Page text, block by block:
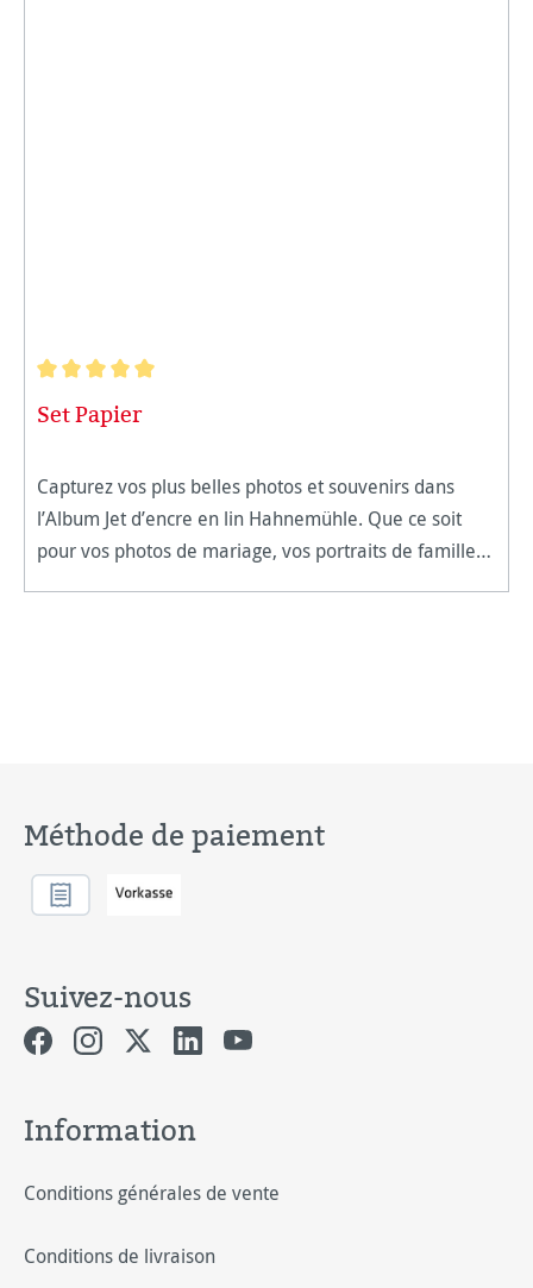
Set Papier
Capturez vos plus belles photos et souvenirs dans
l’Album Jet d’encre en lin Hahnemühle. Que ce soit
pour vos photos de mariage, vos portraits de famille
Méthode de paiement
Suivez-nous
Information
Conditions générales de vente
Conditions de livraison